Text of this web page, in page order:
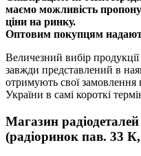
маємо можливість
ціни на ринку.
Оптовим покупцям
Величезний вибір
завжди представлений в
отримують свої замовлення
України в самі короткі
Магазин
(радіоринок пав. 33